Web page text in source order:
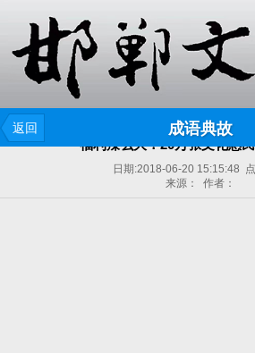
返回 成语典故
福利辣么大！20万张文化惠
日期:2018-06-20 15:15:48
来源： 作者：